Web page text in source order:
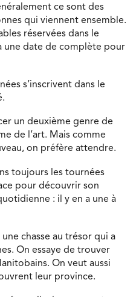
ce sont des
qui viennent ensemble.
réservées dans le
une date de complète pour
s’inscrivent dans le
un deuxième genre de
de l’art. Mais comme
on préfère attendre.
toujours les tournées
pour découvrir son
: il y en a une à
chasse au trésor qui a
On essaye de trouver
On veut aussi
leur province.